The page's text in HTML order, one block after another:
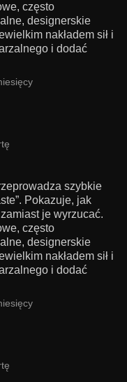
często
designerskie
nakładem sił i
i dodać
szybkie
Pokazuje, jak
je wyrzucać.
często
designerskie
nakładem sił i
i dodać